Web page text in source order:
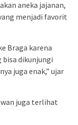
aneka jajanan,
menjadi favorit
Braga karena
bisa dikunjungi
juga enak,” ujar
juga terlihat